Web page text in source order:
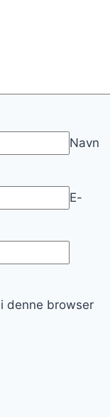
Navn
E-
denne browser